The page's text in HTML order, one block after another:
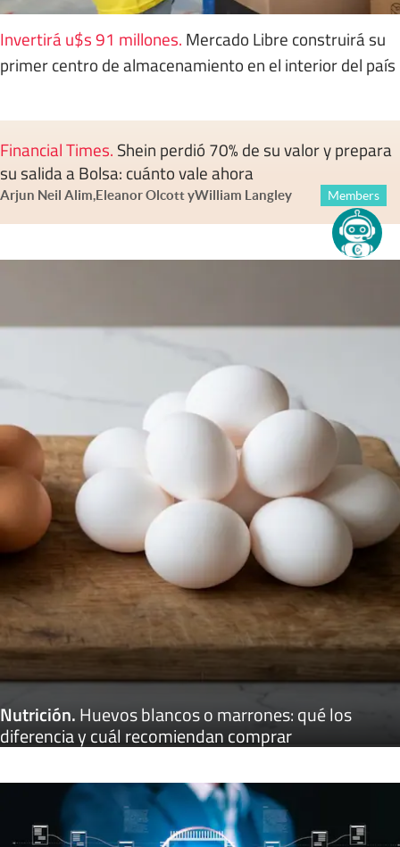
Invertirá u$s 91 millones. Mercado Libre construirá su
primer centro de almacenamiento en el interior del país
Financial Times. Shein perdió 70% de su valor y prepara
su salida a Bolsa: cuánto vale ahora
Arjun Neil Alim,Eleanor OlcottyWilliam Langley Members
Nutrición.Huevos blancos o marrones: qué los
diferencia y cuál recomiendan comprar